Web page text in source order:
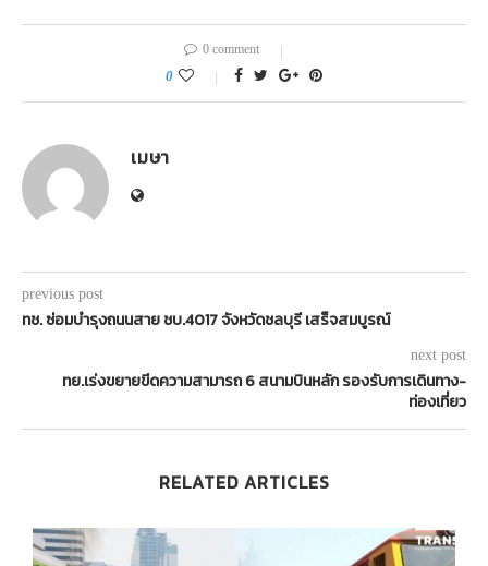
0 comment
0
เมษา
previous post
ทช. ซ่อมบำรุงถนนสาย ชบ.4017 จังหวัดชลบุรี เสร็จสมบูรณ์
next post
ทย.เร่งขยายขีดความสามารถ 6 สนามบินหลัก รองรับการเดินทาง-
ท่องเที่ยว
RELATED ARTICLES